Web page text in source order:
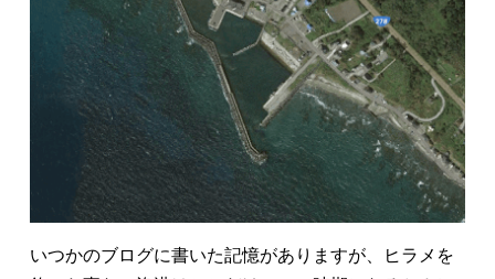
いつかのブログに書いた記憶がありますが、ヒラメを